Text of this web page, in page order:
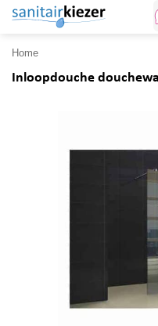
Ga
inhoud
Home
Inloopdouche